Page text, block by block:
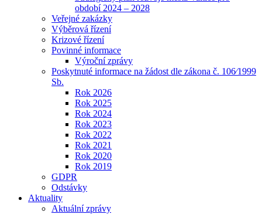
období 2024 – 2028
Veřejné zakázky
Výběrová řízení
Krizové řízení
Povinné informace
Výroční zprávy
Poskytnuté informace na žádost dle zákona č. 106⁄1999
Sb.
Rok 2026
Rok 2025
Rok 2024
Rok 2023
Rok 2022
Rok 2021
Rok 2020
Rok 2019
GDPR
Odstávky
Aktuality
Aktuální zprávy